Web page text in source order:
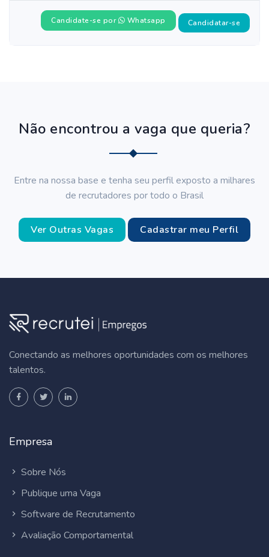
Candidate-se por Whatsapp Candidatar-se
Não encontrou a vaga que queria?
Entre na nossa base e tenha seu perfil exposto a milhares
de recrutadores por todo o Brasil
Ver Outras Vagas Cadastrar meu Perfil
Conectando as melhores oportunidades com os melhores
talentos.
Empresa
Sobre Nós
Publique uma Vaga
Software de Recrutamento
Avaliação Comportamental